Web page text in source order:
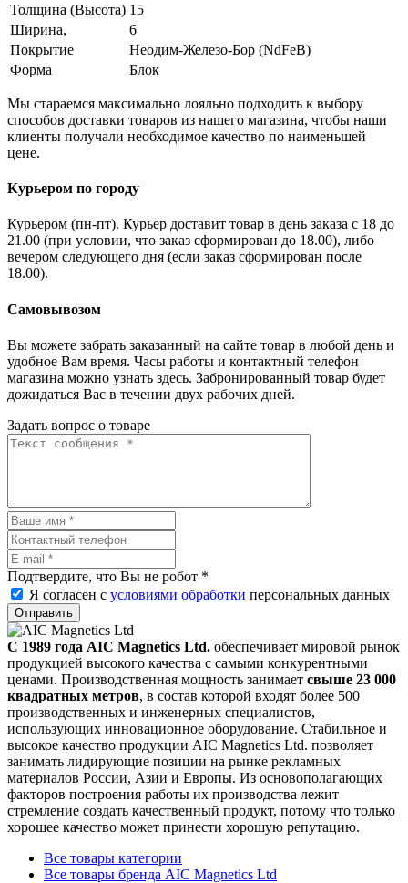
Толщина (Высота) 15
Ширина,
6
Покрытие
Неодим-Железо-Бор (NdFeB)
Форма
Блок
Мы стараемся максимально лояльно подходить к выбору
способов доставки товаров из нашего магазина, чтобы наши
клиенты получали необходимое качество по наименьшей
цене.
Курьером по городу
Курьером (пн-пт). Курьер доставит товар в день заказа с 18 до
21.00 (при условии, что заказ сформирован до 18.00), либо
вечером следующего дня (если заказ сформирован после
18.00).
Самовывозом
Вы можете забрать заказанный на сайте товар в любой день и
удобное Вам время. Часы работы и контактный телефон
магазина можно узнать здесь. Забронированный товар будет
дожидаться Вас в течении двух рабочих дней.
Задать вопрос о товаре
Подтвердите, что Вы не робот *
Я согласен с условиями обработки персональных данных
Отправить
С 1989 года AIC Magnetics Ltd. обеспечивает мировой рынок
продукцией высокого качества с самыми конкурентными
ценами. Производственная мощность занимает свыше 23 000
квадратных метров, в состав которой входят более 500
производственных и инженерных специалистов,
использующих инновационное оборудование. Стабильное и
высокое качество продукции AIC Magnetics Ltd. позволяет
занимать лидирующие позиции на рынке рекламных
материалов России, Азии и Европы. Из основополагающих
факторов построения работы их производства лежит
стремление создать качественный продукт, потому что только
хорошее качество может принести хорошую репутацию.
Все товары категории
Все товары бренда AIC Magnetics Ltd